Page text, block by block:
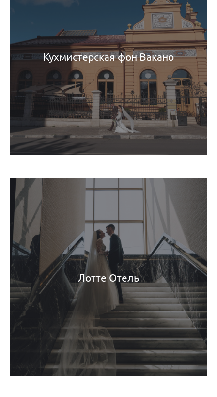
Кухмистерская фон Вакано
Лотте Отель